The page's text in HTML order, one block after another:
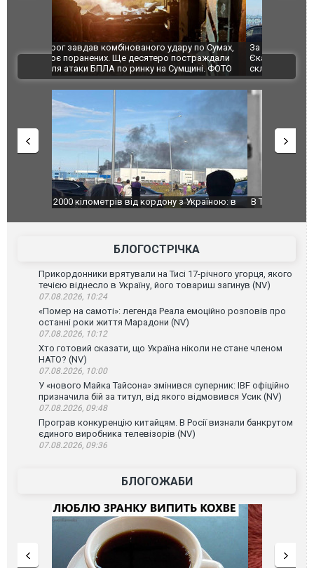
За 2000 кілометрів від кордону з Україною: в
Єкатеринбурзі після атаки дронів загорівся
склад Wildberries. ФОТО. ВІДЕО
"Мої
ВІДЕО
В Таїланді футболіст загинув від удару
постраждали. ВІДЕО
БЛОГОСТРІЧКА
Прикордонники врятували на Тисі 17-річного угорця, якого
течією віднесло в Україну, його товариш загинув (NV)
07.08.2026, 10:24
«Помер на самоті»: легенда Реала емоційно розповів про
останні роки життя Марадони (NV)
07.08.2026, 10:12
Хто готовий сказати, що Україна ніколи не стане членом
НАТО? (NV)
07.08.2026, 10:00
У «нового Майка Тайсона» змінився суперник: IBF офіційно
призначила бій за титул, від якого відмовився Усик (NV)
07.08.2026, 09:48
Програв конкуренцію китайцям. В Росії визнали банкрутом
єдиного виробника телевізорів (NV)
07.08.2026, 09:36
БЛОГОЖАБИ